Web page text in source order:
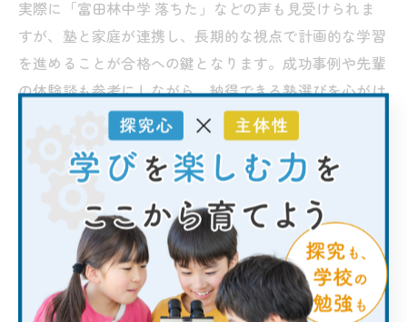
実際に「富田林中学 落ちた」などの声も見受けられま
すが、塾と家庭が連携し、長期的な視点で計画的な学習
を進めることが合格への鍵となります。成功事例や先輩
の体験談も参考にしながら、納得できる塾選びを心がけ
塾で磨く富田林中学校合格への実
塾の適性検査対策で伸ばす表現力と論理力